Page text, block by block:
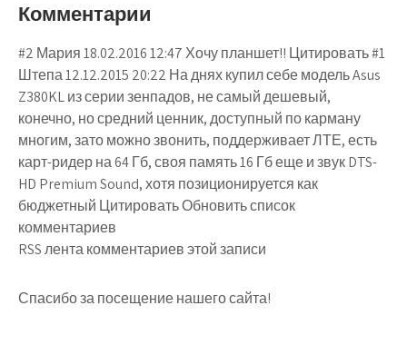
Комментарии
#2 Мария 18.02.2016 12:47 Хочу планшет!! Цитировать #1
Штепа 12.12.2015 20:22 На днях купил себе модель Asus
Z380KL из серии зенпадов, не самый дешевый,
конечно, но средний ценник, доступный по карману
многим, зато можно звонить, поддерживает ЛТЕ, есть
карт-ридер на 64 Гб, своя память 16 Гб еще и звук DTS-
HD Premium Sound, хотя позиционируется как
бюджетный Цитировать Обновить список
комментариев
RSS лента комментариев этой записи
Спасибо за посещение нашего сайта!